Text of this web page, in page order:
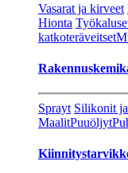
Vasarat ja kirveet
Hionta
katkoteräveitset
Sprayt Silikonit
MaalitPuuöljyt